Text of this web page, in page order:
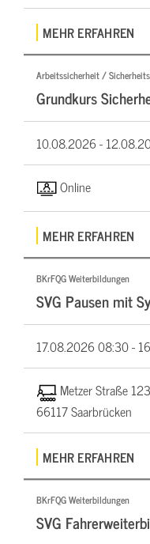
MEHR ERFAHREN
Arbeitssicherheit /
Grundkurs
10.08.2026 -
Online
MEHR ERFAHREN
BKrFQG Weiterbildungen
SVG Pausen mit
17.08.202608:30 -
Metzer Straße
66117 Saarbrücken
MEHR ERFAHREN
BKrFQG Weiterbildungen
SVG